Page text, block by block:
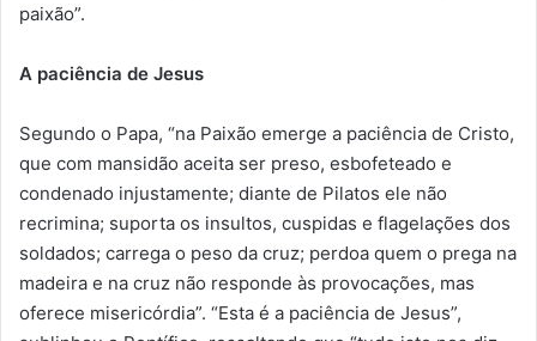
paixão”.
A paciência de Jesus
Segundo o Papa, “na Paixão emerge a paciência de Cristo,
que com mansidão aceita ser preso, esbofeteado e
condenado injustamente; diante de Pilatos ele não
recrimina; suporta os insultos, cuspidas e flagelações dos
soldados; carrega o peso da cruz; perdoa quem o prega na
madeira e na cruz não responde às provocações, mas
oferece misericórdia”. “Esta é a paciência de Jesus”,